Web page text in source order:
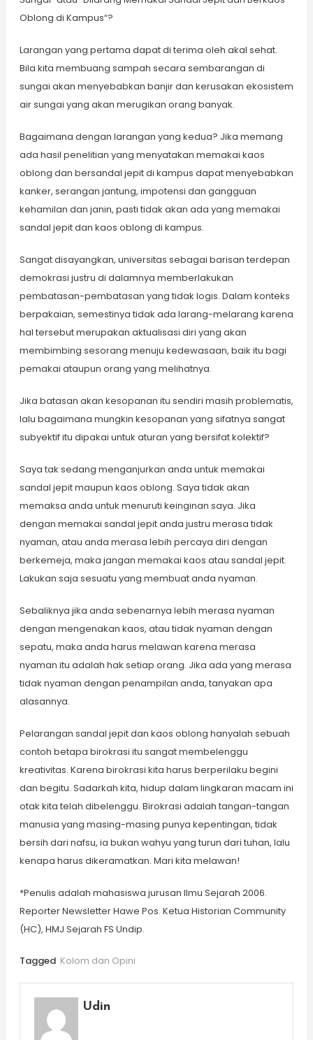
Oblong di Kampus“?
Larangan yang pertama dapat di terima oleh akal sehat.
Bila kita membuang sampah secara sembarangan di
sungai akan menyebabkan banjir dan kerusakan ekosistem
air sungai yang akan merugikan orang banyak.
Bagaimana dengan larangan yang kedua? Jika memang
ada hasil penelitian yang menyatakan memakai kaos
oblong dan bersandal jepit di kampus dapat menyebabkan
kanker, serangan jantung, impotensi dan gangguan
kehamilan dan janin, pasti tidak akan ada yang memakai
sandal jepit dan kaos oblong di kampus.
Sangat disayangkan, universitas sebagai barisan terdepan
demokrasi justru di dalamnya memberlakukan
pembatasan-pembatasan yang tidak logis. Dalam konteks
berpakaian, semestinya tidak ada larang-melarang karena
hal tersebut merupakan aktualisasi diri yang akan
membimbing sesorang menuju kedewasaan, baik itu bagi
pemakai ataupun orang yang melihatnya.
Jika batasan akan kesopanan itu sendiri masih problematis,
lalu bagaimana mungkin kesopanan yang sifatnya sangat
subyektif itu dipakai untuk aturan yang bersifat kolektif?
Saya tak sedang menganjurkan anda untuk memakai
sandal jepit maupun kaos oblong. Saya tidak akan
memaksa anda untuk menuruti keinginan saya. Jika
dengan memakai sandal jepit anda justru merasa tidak
nyaman, atau anda merasa lebih percaya diri dengan
berkemeja, maka jangan memakai kaos atau sandal jepit.
Lakukan saja sesuatu yang membuat anda nyaman.
Sebaliknya jika anda sebenarnya lebih merasa nyaman
dengan mengenakan kaos, atau tidak nyaman dengan
sepatu, maka anda harus melawan karena merasa
nyaman itu adalah hak setiap orang. Jika ada yang merasa
tidak nyaman dengan penampilan anda, tanyakan apa
alasannya.
Pelarangan sandal jepit dan kaos oblong hanyalah sebuah
contoh betapa birokrasi itu sangat membelenggu
kreativitas. Karena birokrasi kita harus berperilaku begini
dan begitu. Sadarkah kita, hidup dalam lingkaran macam ini
otak kita telah dibelenggu. Birokrasi adalah tangan-tangan
manusia yang masing-masing punya kepentingan, tidak
bersih dari nafsu, ia bukan wahyu yang turun dari tuhan, lalu
kenapa harus dikeramatkan. Mari kita melawan!
*Penulis adalah mahasiswa jurusan Ilmu Sejarah 2006.
Reporter Newsletter Hawe Pos. Ketua Historian Community
(HC), HMJ Sejarah FS Undip.
Tagged Kolom dan Opini
Udin